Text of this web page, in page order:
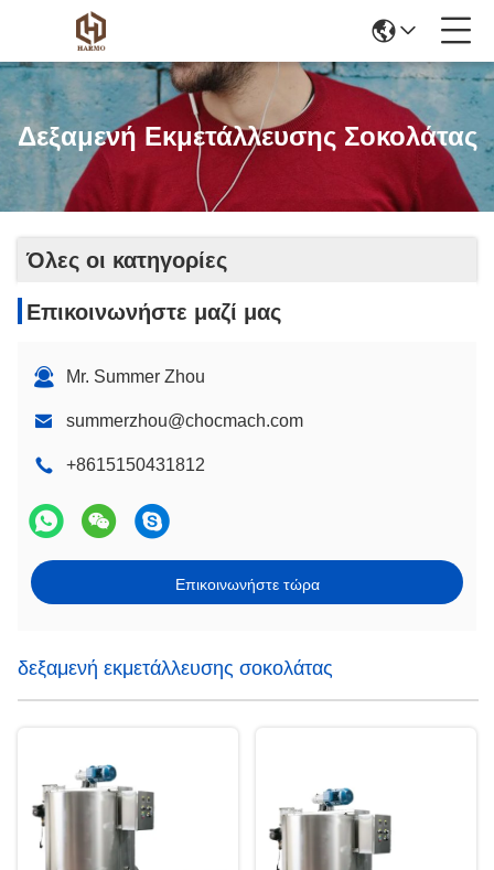
Δεξαμενή Εκμετάλλευσης Σοκολάτας
Όλες οι κατηγορίες
Επικοινωνήστε μαζί μας
Mr. Summer Zhou
summerzhou@chocmach.com
+8615150431812
Επικοινωνήστε τώρα
δεξαμενή εκμετάλλευσης σοκολάτας